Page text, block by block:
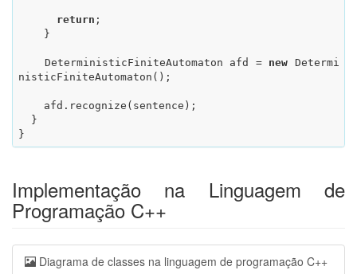
return ;
    DeterministicFiniteAutomaton afd =
new Determi
nisticFiniteAutomaton();
}
Implementação na Linguagem de
Programação C++
Diagrama de classes na linguagem de programação C++